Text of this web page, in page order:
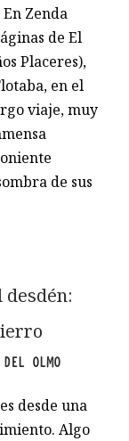
Zenda
de El
Placeres),
en el
viaje, muy
de sus
desdén:
OLMO
desde una
Algo